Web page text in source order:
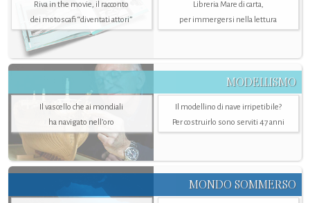
Riva in the movie, il racconto
dei motoscafi “diventati attori”
Libreria Mare di carta,
per immergersi nella lettura
MODELLISMO
Il vascello che ai mondiali
ha navigato nell’oro
Il modellino di nave irripetibile?
Per costruirlo sono serviti 47 anni
MONDO SOMMERSO